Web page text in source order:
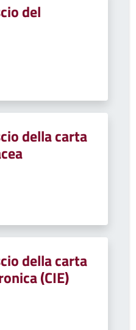
del
della carta
della carta
(CIE)